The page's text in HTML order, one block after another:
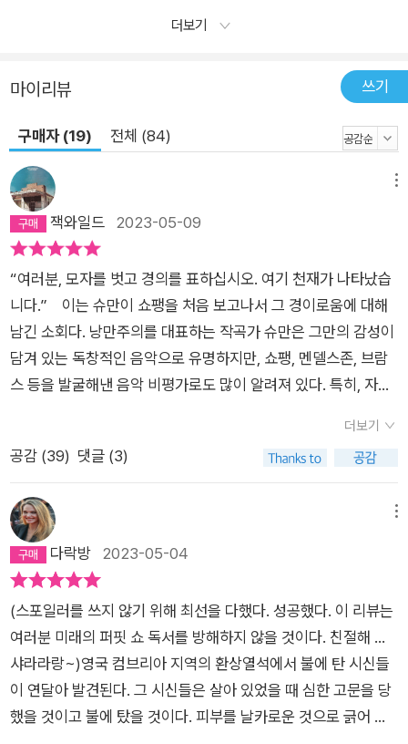
더보기
마이리뷰 쓰기
구매자 (19) 전체 (84)
잭와일드 2023-05-09
“여러분, 모자를 벗고 경의를 표하십시오. 여기 천재가 나타났습
니다.” 이는 슈만이 쇼팽을 처음 보고나서 그 경이로움에 대해
남긴 소회다. 낭만주의를 대표하는 작곡가 슈만은 그만의 감성이
담겨 있는 독창적인 음악으로 유명하지만, 쇼팽, 멘델스존, 브람
스 등을 발굴해낸 음악 비평가로도 많이 알려져 있다. 특히, 자신
고, 천재의 탄생을 대중에게 알렸던 음악사상 최대의 찬사가 담겨
있는 그의 평론은 쇼팽이 거장의 반열에 오르는데 기여했을 뿐만
피소드 중 하나다. “여러분, 모자를 벗고 경의를 표하십시오. 거
장의 숨결이 느껴지는 새로운 추리소설이 탄생하였습니다. 그것
도 시리즈로요.” 다소 낯 간지러운 표현이 될지는 몰라도, M.
음악에 대한 순수한 경이와 찬사, 존경이 담겨 있는 슈만의 표현
을 빗댄 위와 같은 문장으로 요약해볼 수 있다. 물론 나는 슈만 처
럼 해당 업계의 전문가거나 엄청난 영향력을 보유한 사람은 아니
지만, 오랜 추리소설 애호가로서, 또한 꾸준한 서평가로서 마치
슈만이 쇼팽을 처음 보고서 느낀 흥분 및 경이로움과 같은 성격의
더보기
공감 (39) 댓글 (3)
다락방 2023-05-04
(스포일러를 쓰지 않기 위해 최선을 다했다. 성공했다. 이 리뷰는
여러분 미래의 퍼핏 쇼 독서를 방해하지 않을 것이다. 친절해 …
샤라라랑~)영국 컴브리아 지역의 환상열석에서 불에 탄 시신들
이 연달아 발견된다. 그 시신들은 살아 있었을 때 심한 고문을 당
했을 것이고 불에 탔을 것이다. 피부를 날카로운 것으로 긁어 고